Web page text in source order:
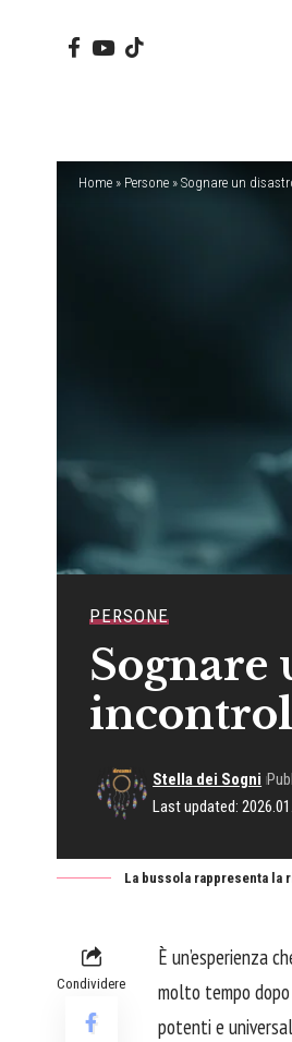
Home » Persone » Sognare un
PERSONE
Sognare
Last updated:
Stella dei Sogni
La bussola rappresenta
Condividere
È un’esperienza
molto tempo
potenti e